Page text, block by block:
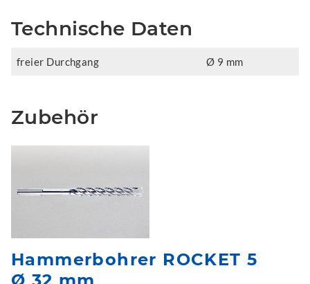
Technische Daten
freier Durchgang Ø 9 mm
Zubehör
Hammerbohrer ROCKET 5
Ø 32 mm